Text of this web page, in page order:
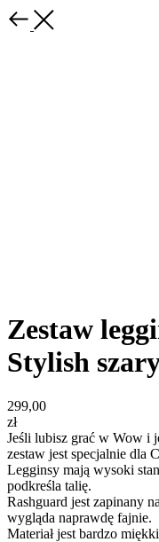
Zestaw
Stylish
299,00
zł
Jeśli lubisz grać w Wow i
zestaw jest specjalnie dla
Legginsy mają wysoki
podkreśla talię.
Rashguard jest zapinany
wygląda naprawdę fajnie.
Materiał jest bardzo